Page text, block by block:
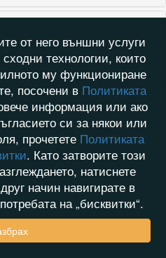
от него външни услуги
сходни технологии, които
му функциониране
посочени в Политиката
информация или ако
си за някои или
прочетете Политиката
. Като затворите този
натиснете
начин навигирате в
на „бисквитки“.